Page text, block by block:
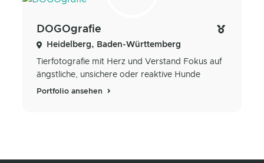
DOGOgrafie
Heidelberg, Baden-Württemberg
Tierfotografie mit Herz und Verstand Fokus auf
ängstliche, unsichere oder reaktive Hunde
Portfolio ansehen